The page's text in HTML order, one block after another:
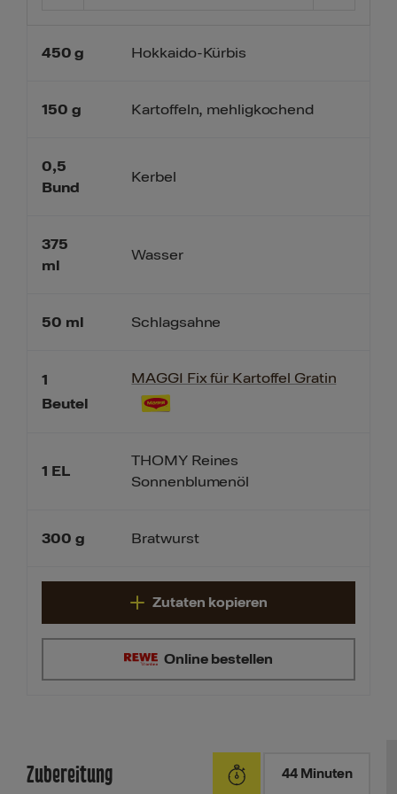
450 g
150 g
0,5
Bund
375
ml
50 ml
1
Beutel
1 EL
300 g
Hokkaido-Kürbis
Kartoffeln, mehligkochend
Kerbel
Wasser
Schlagsahne
MAGGI Fix für Kartoffel Gratin
THOMY Reines
Sonnenblumenöl
Bratwurst
Online bestellen
Zutaten kopieren
Zubereitung 44 Minuten